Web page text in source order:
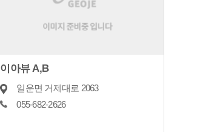
이아뷰 A,B
일운면 거제대로 2063
055-682-2626